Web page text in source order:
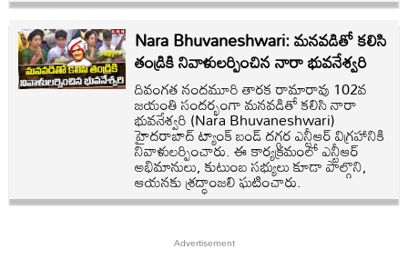
Nara Bhuvaneshwari: మనవడితో కలిసి
తండ్రికి నివాళులర్పించిన నారా భువనేశ్వరి
దివంగత నందమూరి తారక రామారావు 102వ
జయంతి సందర్భంగా మనవడితో కలిసి నారా
భువనేశ్వరి (Nara Bhuvaneshwari)
హైదరాబాద్ ట్యాంక్ బండ్ దగ్గర ఎన్టీఆర్ విగ్రహానికి
నివాళులర్పించారు. ఈ కార్యక్రమంలో ఎన్టీఆర్
అభిమానులు, కుటుంబ సభ్యులు కూడా పాల్గొని,
ఆయనకు శ్రద్ధాంజలి ఘటించారు.